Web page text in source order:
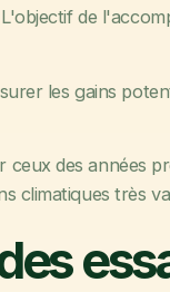
de
les gains
des années
climatiques très